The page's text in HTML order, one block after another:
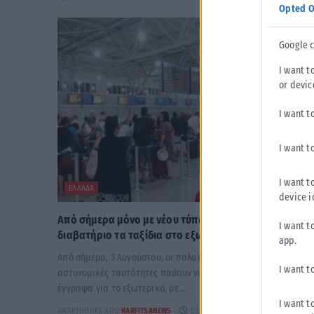
Opted
Google
I want
or
I want
I want
I want
device
I want
app.
I want
I want
ΕΛΛΆΔΑ
Από σήμερα μόνο με νέου τύπου ταυτότητα ή
διαβατήριο τα ταξίδια στο εξωτερικό
Από σήμερα, 3 Αυγούστου, οι παλαιού τύπου «μπλε»
αστυνομικές ταυτότητες παύουν να ισχύουν ως ταξιδιωτικά
έγγραφα για το εξωτερικό, με...
KARFITSANEWS